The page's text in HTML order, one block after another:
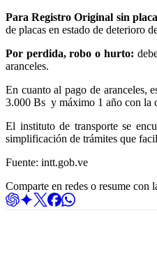
Para Registro Original sin
de placas en estado de deterioro
Por perdida, robo o hurto:
aranceles.
En cuanto al pago de aranceles,
3.000 Bs y máximo 1 año con la
El instituto de transporte se
simplificación de trámites que
Fuente: intt.gob.ve
Comparte en redes o resume con